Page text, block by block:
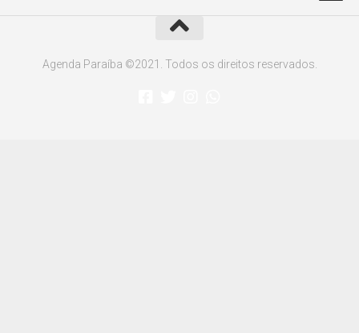
Agenda Paraíba ©2021. Todos os direitos reservados.